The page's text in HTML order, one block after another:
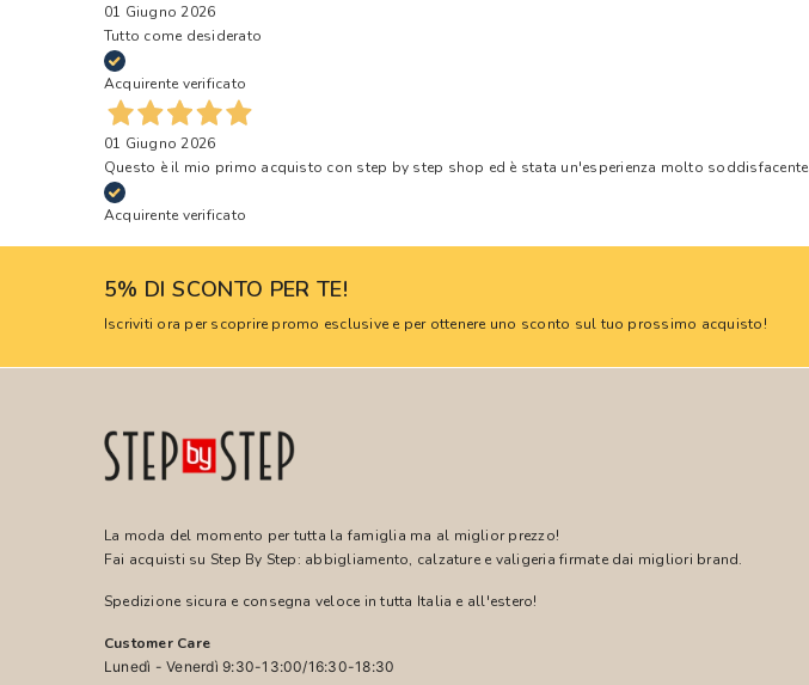
01 Giugno 2026
Tutto come desiderato
Acquirente verificato
01 Giugno 2026
Questo è il mio primo acquisto con step by step shop ed è stata un'esperienza molto soddisfacente
Acquirente verificato
5% DI SCONTO PER TE!
Iscriviti ora per scoprire promo esclusive e per ottenere uno sconto sul tuo prossimo acquisto!
La moda del momento per tutta la famiglia ma al miglior prezzo!
Fai acquisti su Step By Step: abbigliamento, calzature e valigeria firmate dai migliori brand.
Spedizione sicura e consegna veloce in tutta Italia e all'estero!
Customer Care
Lunedì - Venerdì 9:30-13:00/16:30-18:30